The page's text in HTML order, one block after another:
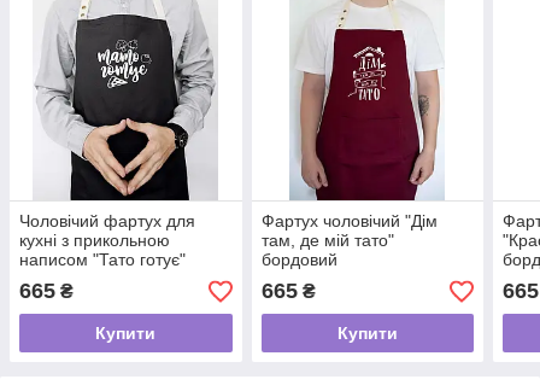
Чоловічий фартух для
кухні з прикольною
написом "Тато готує"
чорний
665 ₴
Купити
Фартух чоловічий "Дім
там, де мій тато"
бордовий
665₴
Купити
665